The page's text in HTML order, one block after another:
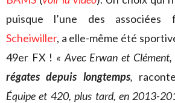
puisque l’une des associées
Scheiwiller, a elle-même été
49er FX ! « Avec Erwan et Clément,
régates depuis longtemps,
Équipe et 420, plus tard, en 2013-